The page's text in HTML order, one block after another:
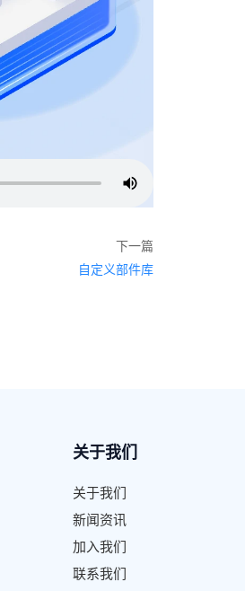
下一篇
自定义部件库
关于我们
关于我们
新闻资讯
加入我们
联系我们